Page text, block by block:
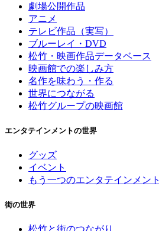
劇場公開作品
アニメ
テレビ作品（実写）
ブルーレイ・DVD
松竹・映画作品データベース
映画館での楽しみ方
名作を味わう・作る
世界につながる
松竹グループの映画館
エンタテインメントの世界
グッズ
イベント
もう一つのエンタテインメント
街の世界